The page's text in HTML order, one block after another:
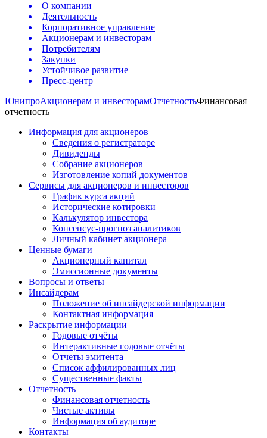
О компании
Деятельность
Корпоративное управление
Акционерам и инвесторам
Потребителям
Закупки
Устойчивое развитие
Пресс-центр
ЮнипроАкционерам и инвесторамОтчетностьФинансовая
отчетность
Информация для акционеров
Сведения о регистраторе
Дивиденды
Собрание акционеров
Изготовление копий документов
Сервисы для акционеров и инвесторов
График курса акций
Исторические котировки
Калькулятор инвестора
Консенсус-прогноз аналитиков
Личный кабинет акционера
Ценные бумаги
Акционерный капитал
Эмиссионные документы
Вопросы и ответы
Инсайдерам
Положение об инсайдерской информации
Контактная информация
Раскрытие информации
Годовые отчёты
Интерактивные годовые отчёты
Отчеты эмитента
Список аффилированных лиц
Существенные факты
Отчетность
Финансовая отчетность
Чистые активы
Информация об аудиторе
Контакты